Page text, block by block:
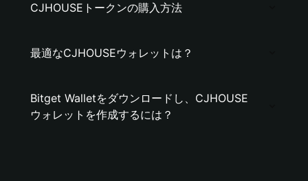
CJHOUSEトークンの購入方法
最適なCJHOUSEウォレットは？
Bitget Walletをダウンロードし、CJHOUSE
ウォレットを作成するには？